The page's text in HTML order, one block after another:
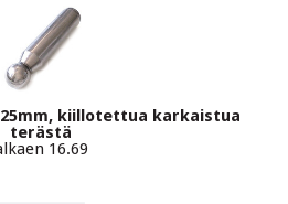
kiillotettua karkaistua
terästä
16.69